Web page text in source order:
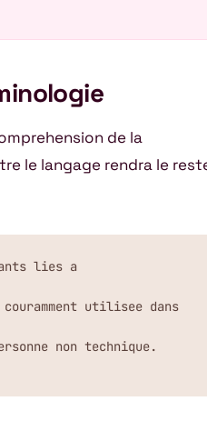
de la
le langage rendra le
lies a
utilisee dans
non technique.